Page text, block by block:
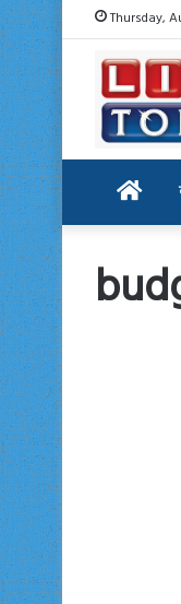
Thursday,
Home